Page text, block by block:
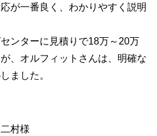
が一番良く、わかりやすく説明
ンターに見積りで18万～20万
、オルフィットさんは、明確な
ました。
村様